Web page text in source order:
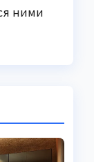
ними